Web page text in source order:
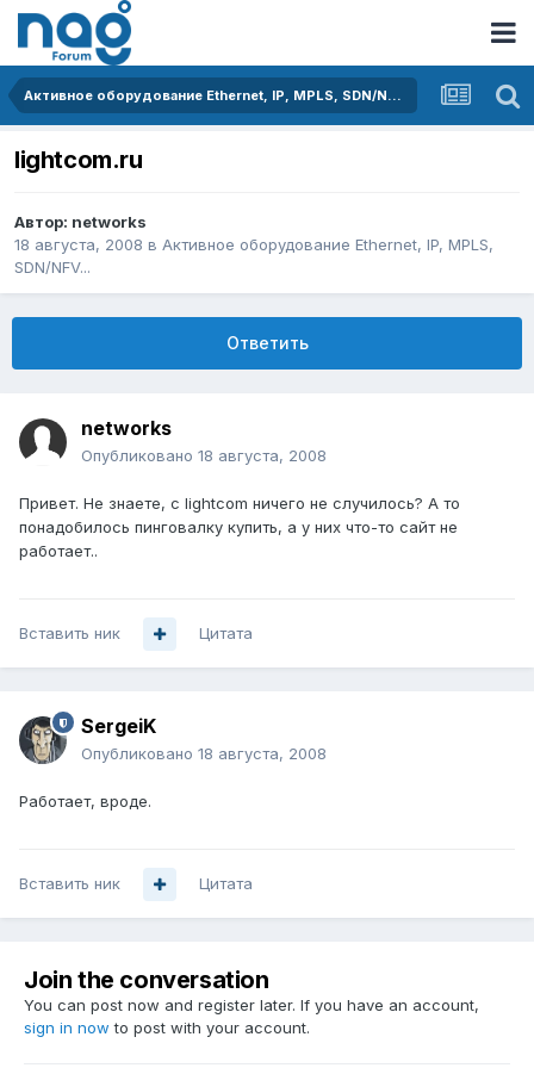
Активное оборудование Ethernet, IP, MPLS, SDN/NFV...
lightcom.ru
Автор: networks
18 августа, 2008 в Активное оборудование Ethernet, IP, MPLS,
SDN/NFV...
Ответить
networks
Опубликовано 18 августа, 2008
Привет. Не знаете, с lightcom ничего не случилось? А то
понадобилось пинговалку купить, а у них что-то сайт не
работает..
Вставить ник Цитата
SergeiK
Опубликовано 18 августа, 2008
Работает, вроде.
Вставить ник Цитата
Join the conversation
You can post now and register later. If you have an account,
sign in now to post with your account.